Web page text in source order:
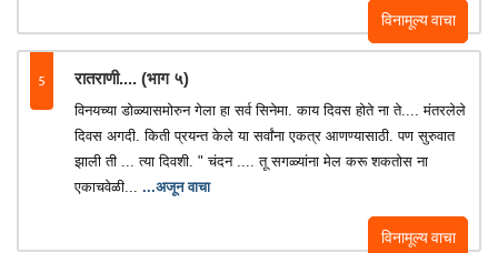
विनामूल्य वाचा
5 रातराणी.... (भाग ५)
विनामूल्य वाचा
विनयच्या डोळ्यासमोरुन गेला हा सर्व सिनेमा. काय दिवस होते ना ते.... मंतरलेले
दिवस अगदी. किती प्रयन्त केले या सर्वांना एकत्र आणण्यासाठी. पण सुरुवात
झाली ती ... त्या दिवशी. " चंदन .... तू सगळ्यांना मेल करू शकतोस ना
एकाचवेळी... ...अजून वाचा